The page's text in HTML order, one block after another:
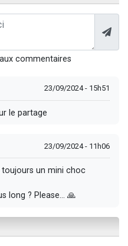
commentaires
23/09/2024 - 15h51
le partage
23/09/2024 - 11h06
un mini choc
long ? Please... 🙏